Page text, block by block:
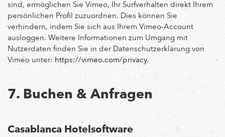
sind, ermöglichen Sie Vimeo, Ihr Surfverhalten direkt Ihrem
persönlichen Profil zuzuordnen. Dies können Sie
verhindern, indem Sie sich aus Ihrem Vimeo-Account
ausloggen. Weitere Informationen zum Umgang mit
Nutzerdaten finden Sie in der Datenschutzerklärung von
Vimeo unter: https://vimeo.com/privacy.
7. Buchen & Anfragen
Casablanca Hotelsoftware